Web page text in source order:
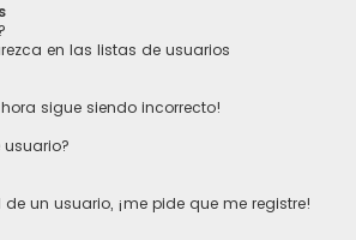
en las listas de usuarios
sigue siendo incorrecto!
un usuario, ¡me pide que me registre!